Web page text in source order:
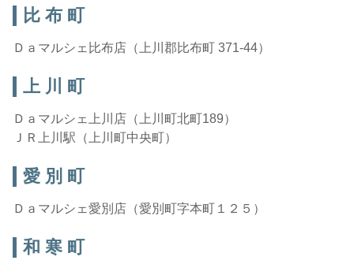
比 布 町
Ｄａマルシェ比布店（上川郡比布町 371-44）
上 川 町
Ｄａマルシェ上川店（上川町北町189）
ＪＲ上川駅（上川町中央町）
愛 別 町
Ｄａマルシェ愛別店（愛別町字本町１２５）
和 寒 町